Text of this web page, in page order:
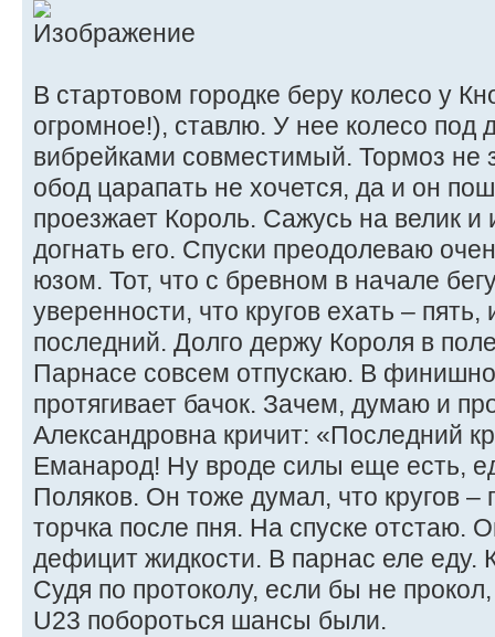
В стартовом городке беру колесо у
огромное!), ставлю. У нее колесо под
вибрейками совместимый. Тормоз не
обод царапать не хочется, да и он
проезжает Король. Сажусь на велик и
догнать его. Спуски преодолеваю
юзом. Тот, что с бревном в начале
уверенности, что кругов ехать –
последний. Долго держу Короля в
Парнасе совсем отпускаю. В
протягивает бачок. Зачем, думаю и
Александровна кричит: «Последний
Еманарод! Ну вроде силы еще есть,
Поляков. Он тоже думал, что кругов –
торчка после пня. На спуске отстаю.
дефицит жидкости. В парнас еле еду.
Судя по протоколу, если бы не
U23 побороться шансы были.